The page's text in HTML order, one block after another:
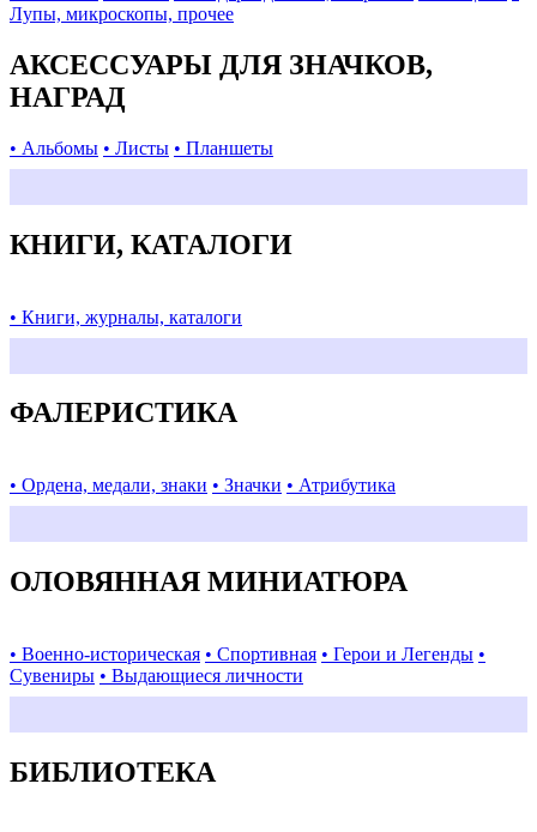
Лупы, микроскопы, прочее
АКСЕССУАРЫ ДЛЯ ЗНАЧКОВ,
НАГРАД
• Альбомы • Листы • Планшеты
КНИГИ, КАТАЛОГИ
• Книги, журналы, каталоги
ФАЛЕРИСТИКА
• Ордена, медали, знаки • Значки • Атрибутика
ОЛОВЯННАЯ МИНИАТЮРА
• Военно-историческая • Спортивная • Герои и Легенды •
Сувениры • Выдающиеся личности
БИБЛИОТЕКА